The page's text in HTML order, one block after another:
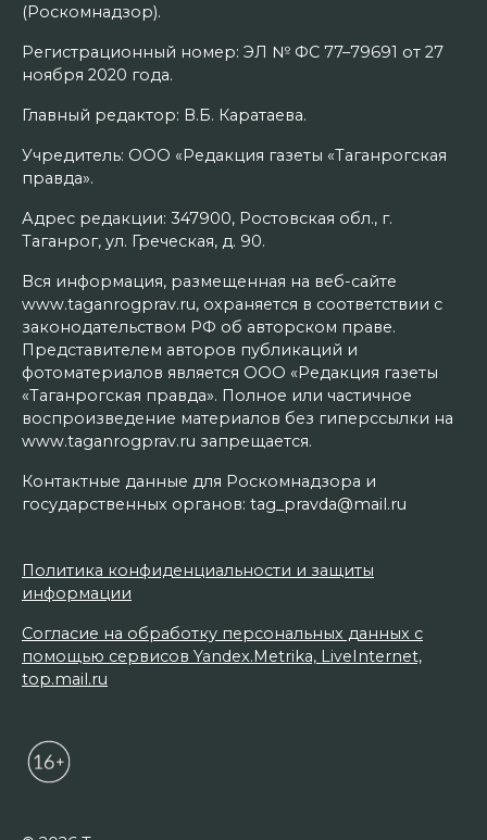
(Роскомнадзор).
Регистрационный номер: ЭЛ № ФС 77–79691 от 27
ноября 2020 года.
Главный редактор: В.Б. Каратаева.
Учредитель: ООО «Редакция газеты «Таганрогская
правда».
Адрес редакции: 347900, Ростовская обл., г.
Таганрог, ул. Греческая, д. 90.
Вся информация, размещенная на веб-сайте
www.taganrogprav.ru, охраняется в соответствии с
законодательством РФ об авторском праве.
Представителем авторов публикаций и
фотоматериалов является ООО «Редакция газеты
«Таганрогская правда». Полное или частичное
воспроизведение материалов без гиперссылки на
www.taganrogprav.ru запрещается.
Контактные данные для Роскомнадзора и
государственных органов: tag_pravda@mail.ru
Политика конфиденциальности и защиты
информации
Согласие на обработку персональных данных с
помощью сервисов Yandex.Metrika, LiveInternet,
top.mail.ru